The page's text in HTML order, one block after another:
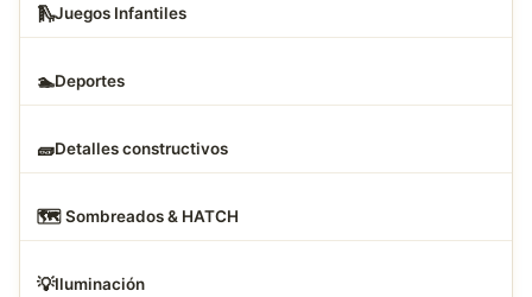
🛝Juegos Infantiles
🏊Deportes
🧱Detalles constructivos
🗺️ Sombreados & HATCH
💡Iluminación